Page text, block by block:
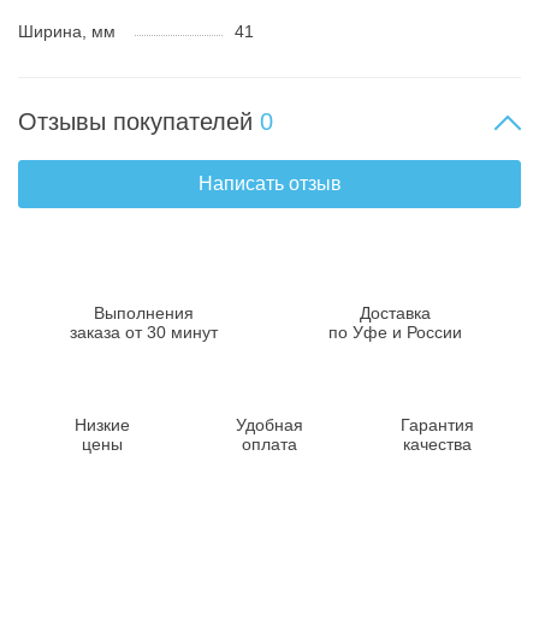
Ширина, мм 41
Отзывы покупателей 0
Написать отзыв
Выполнения
заказа от 30 минут
Доставка
по Уфе и России
Низкие
цены
Удобная
оплата
Гарантия
качества